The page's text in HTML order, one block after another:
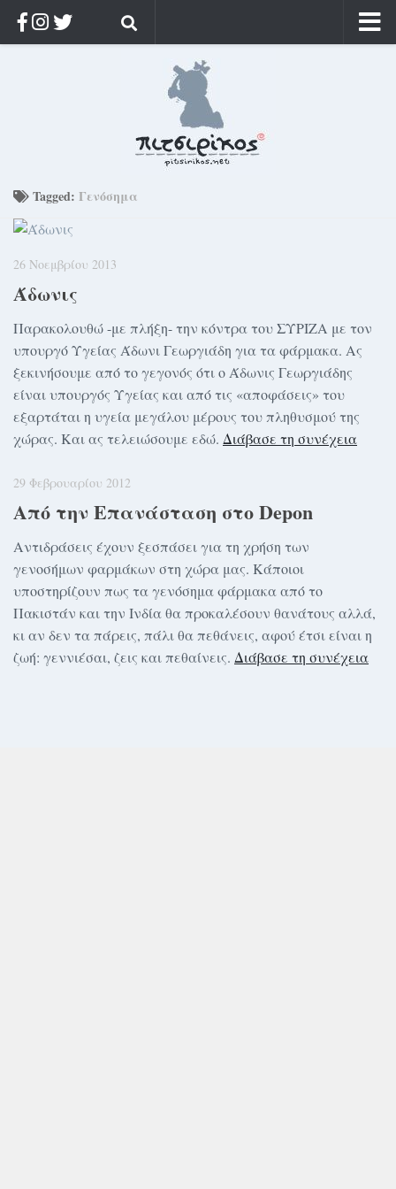
Ρίζα & Διάρκεια
Log in
Tagged: Γενόσημα
26 Νοεμβρίου 2013
Άδωνις
Παρακολουθώ -με πλήξη- την κόντρα του ΣΥΡΙΖΑ με τον
υπουργό Υγείας Άδωνι Γεωργιάδη για τα φάρμακα. Ας
ξεκινήσουμε από το γεγονός ότι ο Άδωνις Γεωργιάδης
είναι υπουργός Υγείας και από τις «αποφάσεις» του
εξαρτάται η υγεία μεγάλου μέρους του πληθυσμού της
χώρας. Και ας τελειώσουμε εδώ. Διάβασε τη συνέχεια
29 Φεβρουαρίου 2012
Από την Επανάσταση στο Depon
Αντιδράσεις έχουν ξεσπάσει για τη χρήση των
γενοσήμων φαρμάκων στη χώρα μας. Κάποιοι
υποστηρίζουν πως τα γενόσημα φάρμακα από το
Πακιστάν και την Ινδία θα προκαλέσουν θανάτους αλλά,
κι αν δεν τα πάρεις, πάλι θα πεθάνεις, αφού έτσι είναι η
ζωή: γεννιέσαι, ζεις και πεθαίνεις. Διάβασε τη συνέχεια